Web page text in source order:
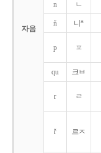
자음
n ㄴ
ň 니*
p ㅍ
qu 크ㅂ
r ㄹ
ř 르ㅈ